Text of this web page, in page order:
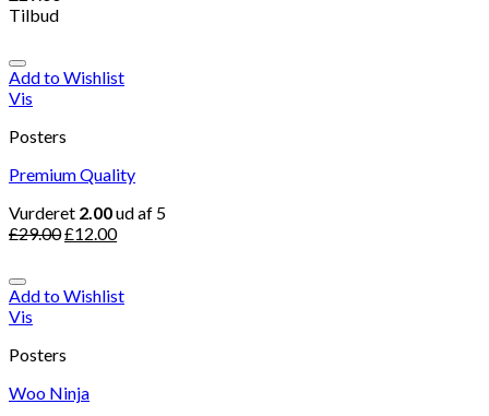
Tilbud
Add to Wishlist
Vis
Posters
Premium Quality
Vurderet 2.00ud af 5
£29.00£12.00
Add to Wishlist
Vis
Posters
Woo Ninja